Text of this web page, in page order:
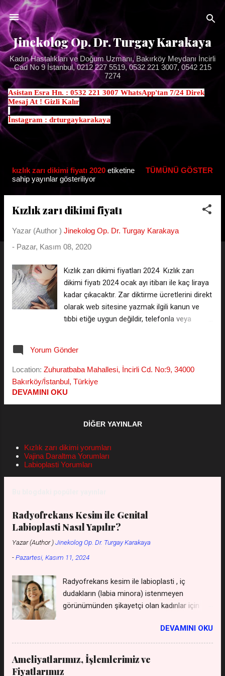
Jinekolog Op. Dr. Turgay Karakaya
Kadın Hastalıkları ve Doğum Uzmanı, Bakırköy Meydanı İncirli
Cad No 9 İstanbul, 0212 227 5519, 0532 221 3007, 0542 215
7274
Asistan Esra Hn. : 0532 221 3007 WhatsApp'tan 7/24 Direk
Mesaj At ! Gizli Kalır
İnstagram : drturgaykarakaya
K
kızlık zarı dikimi fiyatı 2020 etiketine
sahip yayınlar gösteriliyor
TÜMÜNÜ GÖSTER
Kızlık zarı dikimi fiyatı
Yazar (Author ) Jinekolog Op. Dr. Turgay Karakaya
- Pazar, Kasım 08, 2020
Kızlık zarı dikimi fiyatları 2024 Kızlık zarı
dikimi fiyatı 2024 ocak ayı itibarı ile kaç liraya
kadar çıkacaktır. Zar diktirme ücretlerini direkt
olarak web sitesine yazmak ilgili kanun ve
tıbbi etiğe uygun değildir, telefonla veya
yapılagelen himenoplasti ameliyatları
ücretlendirme açısından piyasa şartları ile
paralel şekilde ayda bir artabilmektedir. ***
Kızlık Zarı Dikimi Fiyat Listesini WhatsApp'tan
isteyin *** ( kişiler listesine kaydetmeniz
Yorumlarını Okuyun, Kayıtsız İsimsiz Yorum
dikimi olan geçici kızlık zarı dikiminden tutun
en pahalı kombine genital estetik ameliyatlara
kadar birçok ücretlendirme kalemi vardır.
yapılacak ameliyatın içeriğinin cebinizden
çıkacak maliyetler...
Yorum Gönder
Location: Zuhuratbaba Mahallesi, İncirli Cd. No:9, 34000
Bakırköy/İstanbul, Türkiye
DEVAMINI OKU
DIĞER YAYINLAR
Kızlık zarı dikimi yorumları
Vajina Daraltma Yorumları
Labioplasti Yorumları
Radyofrekans Kesim ile Genital
Labioplasti Nasıl Yapılır?
Yazar (Author )Jinekolog Op. Dr. Turgay Karakaya
-Pazartesi, Kasım 11, 2024
Radyofrekans kesim ile labioplasti , iç
dudakların (labia minora) istenmeyen
görünümünden şikayetçi olan kadınlar için
kalmadan gerçekleştirilen bir yöntemdir. Bu
yöntem, geleneksel cerrahi yöntemlere göre
daha az invaziv olması, iyileşme sürecini
hızlandırması ve daha az ağrıya neden olması
DEVAMINI OKU
Ameliyatlarımız, İşlemlerimiz ve
Fiyatlarımız